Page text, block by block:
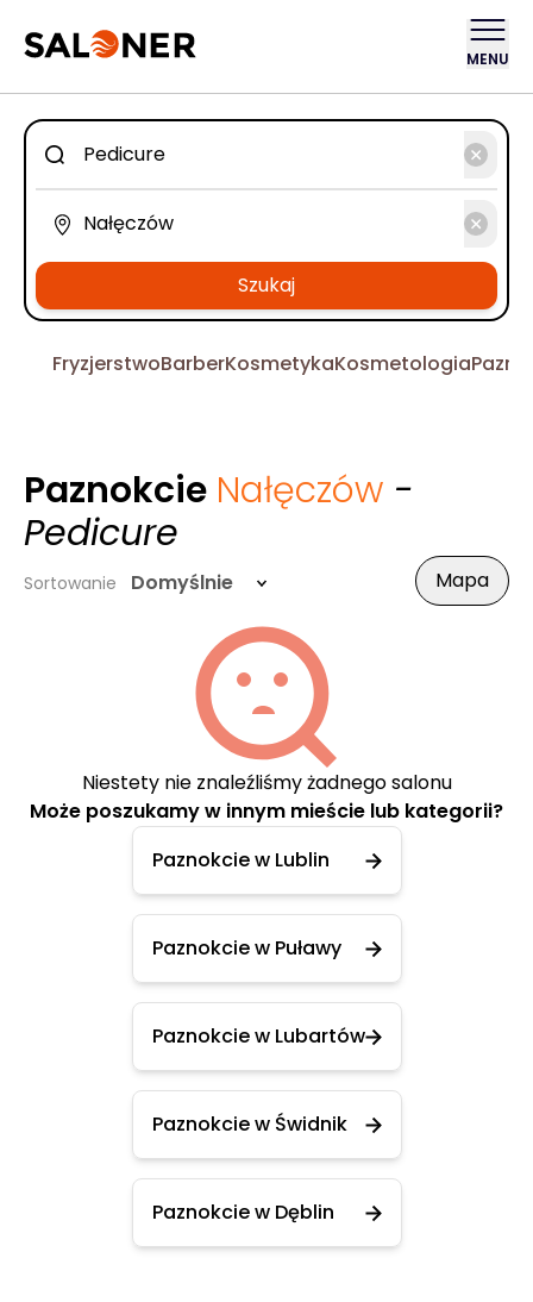
MENU
Szukaj
FryzjerstwoBarberKosmetykaKosmetologia
Paznokcie Nałęczów -
Pedicure
Sortowanie Domyślnie Mapa
Niestety nie znaleźliśmy żadnego salonu
Może poszukamy w innym mieście lub kategorii?
Paznokcie w Lublin
Paznokcie w Puławy
Paznokcie w Lubartów
Paznokcie w Świdnik
Paznokcie w Dęblin